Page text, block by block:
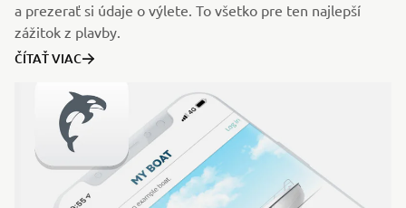
a prezerať si údaje o výlete. To všetko pre ten najlepší
zážitok z plavby.
ČÍTAŤ VIAC